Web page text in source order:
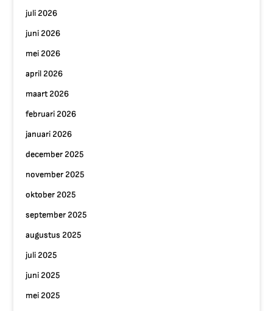
juli 2026
juni 2026
mei 2026
april 2026
maart 2026
februari 2026
januari 2026
december 2025
november 2025
oktober 2025
september 2025
augustus 2025
juli 2025
juni 2025
mei 2025